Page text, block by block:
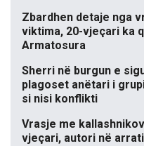
Zbardhen detaje nga
viktima, 20-vjeçari ka
Armatosura
Sherri në burgun e
plagoset anëtari i
si nisi konflikti
Vrasje me
vjeçari, autori në arrati